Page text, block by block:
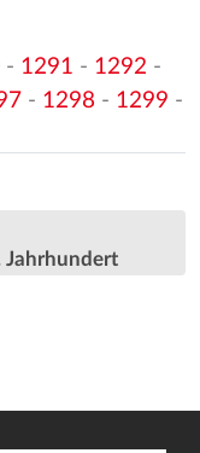
- 1291 - 1292 -
- 1298 - 1299 -
Jahrhundert